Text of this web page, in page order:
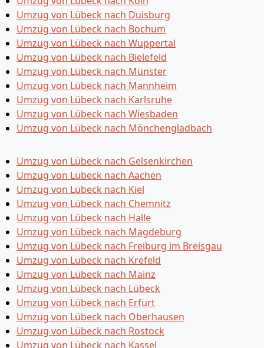
Umzug von Lübeck nach Duisburg
Umzug von Lübeck nach Bochum
Umzug von Lübeck nach Wuppertal
Umzug von Lübeck nach Bielefeld
Umzug von Lübeck nach Münster
Umzug von Lübeck nach Mannheim
Umzug von Lübeck nach Karlsruhe
Umzug von Lübeck nach Wiesbaden
Umzug von Lübeck nach Mönchen­gladbach
Umzug von Lübeck nach Gelsenkirchen
Umzug von Lübeck nach Aachen
Umzug von Lübeck nach Kiel
Umzug von Lübeck nach Chemnitz
Umzug von Lübeck nach Halle
Umzug von Lübeck nach Magdeburg
Umzug von Lübeck nach Freiburg im Breisgau
Umzug von Lübeck nach Krefeld
Umzug von Lübeck nach Mainz
Umzug von Lübeck nach Lübeck
Umzug von Lübeck nach Erfurt
Umzug von Lübeck nach Oberhausen
Umzug von Lübeck nach Rostock
Umzug von Lübeck nach Kassel